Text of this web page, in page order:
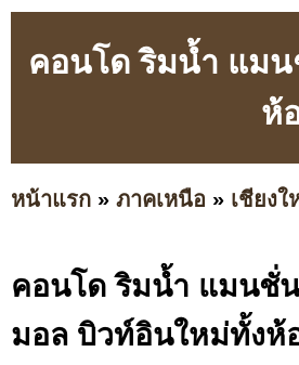
คอนโด ริมน้ำ แมน
ห้
หน้าแรก » ภาคเหนือ » เชียงใ
คอนโด ริมน้ำ แมนชั่
มอล บิวท์อินใหม่ทั้งห้